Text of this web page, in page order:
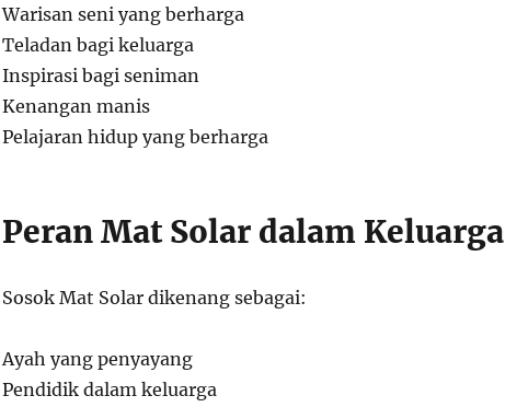
Warisan seni yang berharga
Teladan bagi keluarga
Inspirasi bagi seniman
Kenangan manis
Pelajaran hidup yang berharga
Peran Mat Solar dalam Keluarga
Sosok Mat Solar dikenang sebagai:
Ayah yang penyayang
Pendidik dalam keluarga